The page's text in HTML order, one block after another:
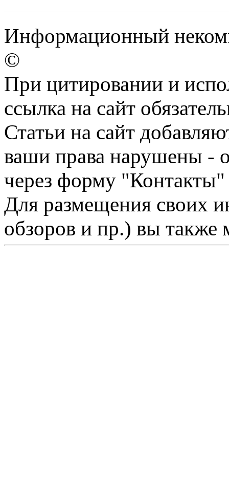
Информационный
©
При цитировании и
ссылка на сайт
Статьи на сайт
ваши права нарушены -
через форму "Контакты"
Для размещения своих
обзоров и пр.) вы также